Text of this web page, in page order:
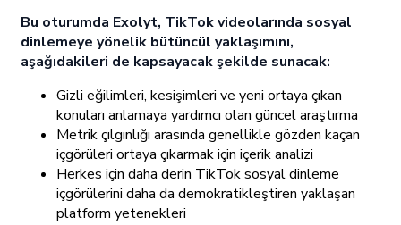
Bu oturumda Exolyt, TikTok videolarında sosyal
dinlemeye yönelik bütüncül yaklaşımını,
aşağıdakileri de kapsayacak şekilde sunacak:
Gizli eğilimleri, kesişimleri ve yeni ortaya çıkan
konuları anlamaya yardımcı olan güncel araştırma
Metrik çılgınlığı arasında genellikle gözden kaçan
içgörüleri ortaya çıkarmak için içerik analizi
Herkes için daha derin TikTok sosyal dinleme
içgörülerini daha da demokratikleştiren yaklaşan
platform yetenekleri